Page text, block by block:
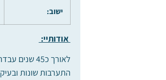
ישוב:
אודותיי:
לאורך כ45